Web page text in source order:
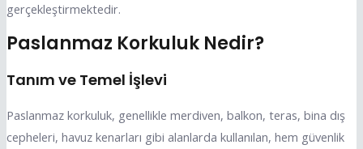
gerçekleştirmektedir.
Paslanmaz Korkuluk Nedir?
Tanım ve Temel İşlevi
Paslanmaz korkuluk, genellikle merdiven, balkon, teras, bina dış
cepheleri, havuz kenarları gibi alanlarda kullanılan, hem güvenlik